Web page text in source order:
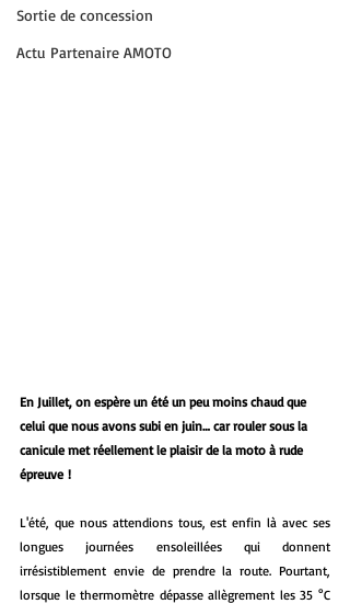
Sortie de concession
Actu Partenaire AMOTO
En Juillet, on espère un été un peu moins chaud que
celui que nous avons subi en juin… car rouler sous la
canicule met réellement le plaisir de la moto à rude
épreuve !
L'été, que nous attendions tous, est enfin là avec ses
longues journées ensoleillées qui donnent
irrésistiblement envie de prendre la route. Pourtant,
lorsque le thermomètre dépasse allègrement les 35 °C